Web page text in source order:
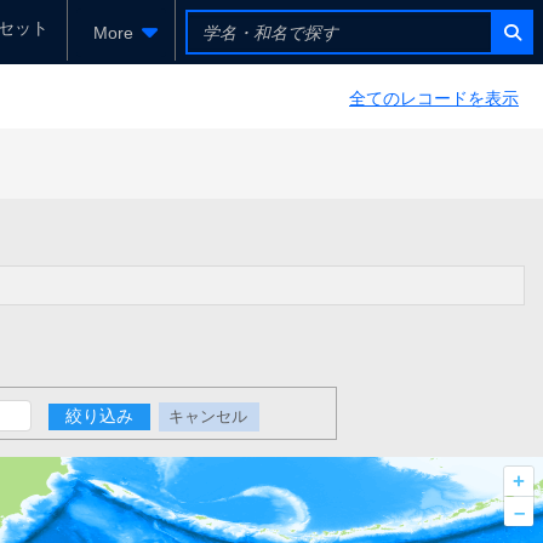
ット More
全てのレコードを表示
絞り込み キャンセル
+
–